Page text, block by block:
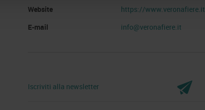
Website
https://www.veronafiere.it
E-mail
info@veronafiere.it
Iscriviti alla newsletter